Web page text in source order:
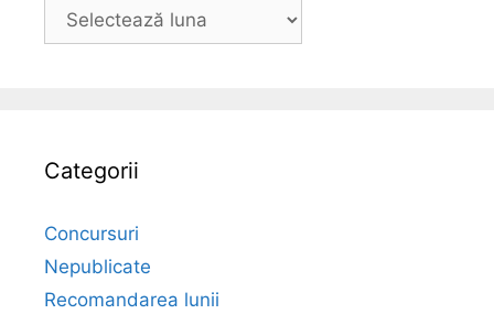
Arhiva
Categorii
Concursuri
Nepublicate
Recomandarea lunii